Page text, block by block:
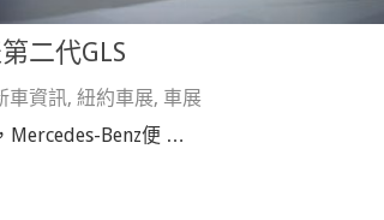
二代GLS
車資訊, 紐約車展, 車展
Mercedes-Benz便 …